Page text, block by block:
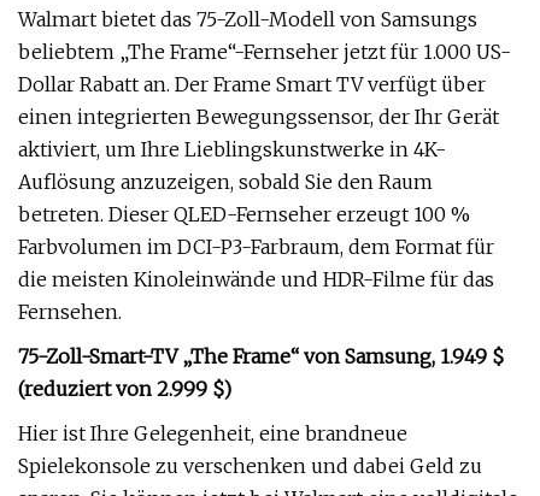
Walmart bietet das 75-Zoll-Modell von Samsungs
beliebtem „The Frame“-Fernseher jetzt für 1.000 US-
Dollar Rabatt an. Der Frame Smart TV verfügt über
einen integrierten Bewegungssensor, der Ihr Gerät
aktiviert, um Ihre Lieblingskunstwerke in 4K-
Auflösung anzuzeigen, sobald Sie den Raum
betreten. Dieser QLED-Fernseher erzeugt 100 %
Farbvolumen im DCI-P3-Farbraum, dem Format für
die meisten Kinoleinwände und HDR-Filme für das
Fernsehen.
75-Zoll-Smart-TV „The Frame“ von Samsung, 1.949 $
(reduziert von 2.999 $)
Hier ist Ihre Gelegenheit, eine brandneue
Spielekonsole zu verschenken und dabei Geld zu